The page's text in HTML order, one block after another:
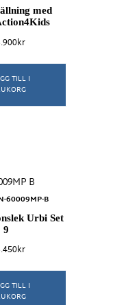
med
kr
TILL I
60009MP-B
Urbi Set
9
kr
TILL I